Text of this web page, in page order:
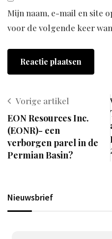
Mijn naam, e-mail en site
voor de volgende keer
Vorige artikel
EON Resources Inc.
(EONR)- een
verborgen parel in de
Permian Basin?
Nieuwsbrief